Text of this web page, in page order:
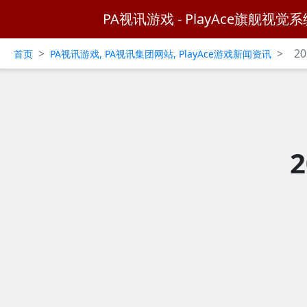
PA视讯游戏 - PlayAce旗舰视觉系
首页 > PA视讯游戏, PA视讯集团网站, PlayAce游戏新闻资讯 >